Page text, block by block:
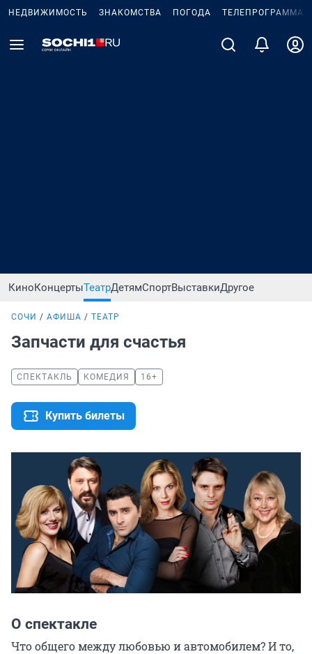
НЕДВИЖИМОСТЬ ЗНАКОМСТВА ПОГОДА ТЕЛЕПРОГРАММА
КиноКонцертыТеатрДетямСпортВыставкиДругое
СОЧИ АФИША ТЕАТР
Запчасти для счастья
СПЕКТАКЛЬ КОМЕДИЯ 16+
Купить билеты
О спектакле
Что общего между любовью и автомобилем? И то,